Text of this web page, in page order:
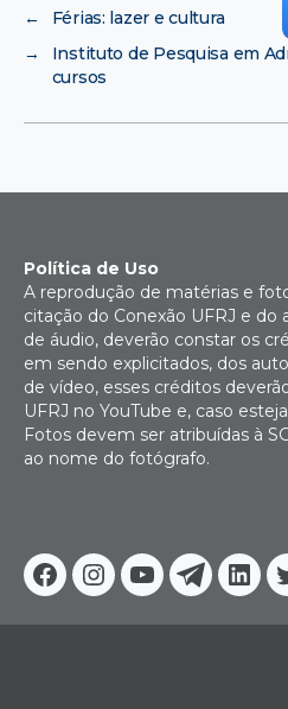
←
Férias: lazer e cultura
→
Instituto de Pesquisa em
cursos
Facebook
Instagram
Youtube
Política de Uso
A reprodução de matérias e
citação do Conexão UFRJ e do
de áudio, deverão constar os
em sendo explicitados, dos
de vídeo, esses créditos
UFRJ no YouTube e, caso
Fotos devem ser atribuídas à
ao nome do fotógrafo.